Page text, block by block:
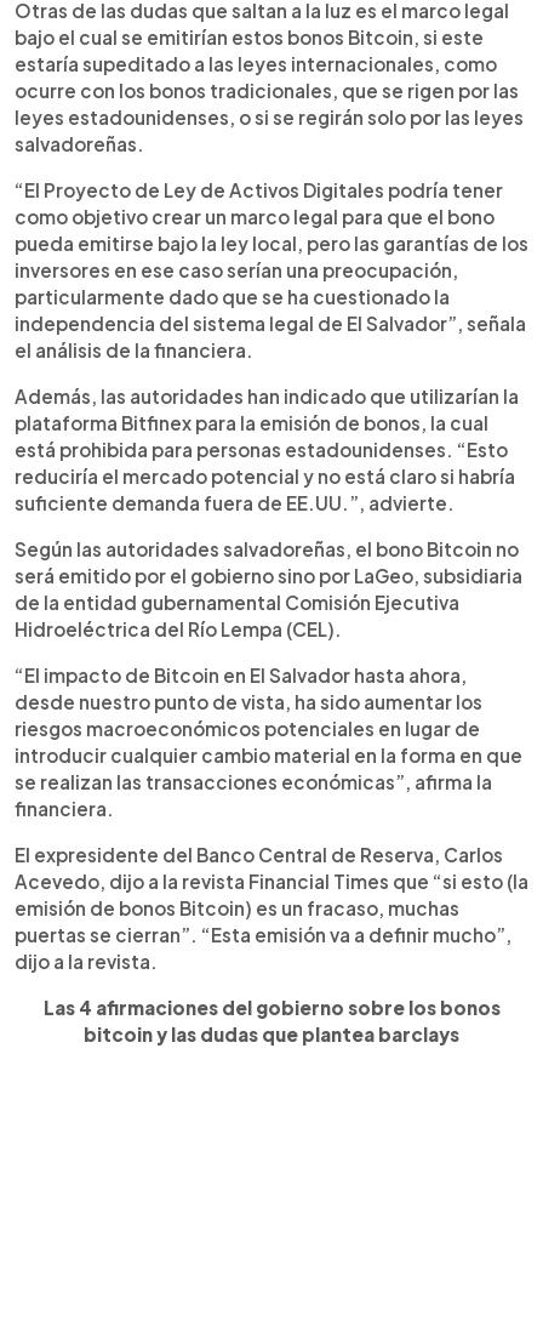
Otras de las dudas que saltan a la luz es el marco legal
bajo el cual se emitirían estos bonos Bitcoin, si este
estaría supeditado a las leyes internacionales, como
ocurre con los bonos tradicionales, que se rigen por las
leyes estadounidenses, o si se regirán solo por las leyes
salvadoreñas.
“El Proyecto de Ley de Activos Digitales podría tener
como objetivo crear un marco legal para que el bono
pueda emitirse bajo la ley local, pero las garantías de los
inversores en ese caso serían una preocupación,
particularmente dado que se ha cuestionado la
independencia del sistema legal de El Salvador”, señala
el análisis de la financiera.
Además, las autoridades han indicado que utilizarían la
plataforma Bitfinex para la emisión de bonos, la cual
está prohibida para personas estadounidenses. “Esto
reduciría el mercado potencial y no está claro si habría
suficiente demanda fuera de EE.UU.”, advierte.
Según las autoridades salvadoreñas, el bono Bitcoin no
será emitido por el gobierno sino por LaGeo, subsidiaria
de la entidad gubernamental Comisión Ejecutiva
Hidroeléctrica del Río Lempa (CEL).
“El impacto de Bitcoin en El Salvador hasta ahora,
desde nuestro punto de vista, ha sido aumentar los
riesgos macroeconómicos potenciales en lugar de
introducir cualquier cambio material en la forma en que
se realizan las transacciones económicas”, afirma la
financiera.
El expresidente del Banco Central de Reserva, Carlos
Acevedo, dijo a la revista Financial Times que “si esto (la
emisión de bonos Bitcoin) es un fracaso, muchas
puertas se cierran”. “Esta emisión va a definir mucho”,
dijo a la revista.
Las 4 afirmaciones del gobierno sobre los bonos
bitcoin y las dudas que plantea barclays